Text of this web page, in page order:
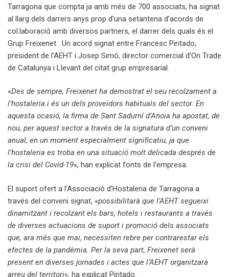
Tarragona que compta ja amb més de 700 associats, ha signat
al llarg dels darrers anys prop d’una setantena d’acords de
col.laboració amb diversos partners, el darrer dels quals és el
Grup Freixenet. Un acord signat entre Francesc Pintado,
president de l’AEHT i Josep Simó, director comercial d’On Trade
de Catalunya i Llevant del citat grup empresarial.
«Des de sempre, Freixenet ha demostrat el seu recolzament a
l’hostaleria i és un dels proveïdors habituals del sector. En
aquesta ocasió, la firma de Sant Sadurní d’Anoia ha apostat, de
nou, per aquest sector a través de la signatura d’un conveni
anual, en un moment especialment significatiu, ja que
l’hostaleria es troba en una situació molt delicada després de
la crisi del Covid-19«, han explicat fonts de l’empresa.
El suport ofert a l’Associació d’Hostaleria de Tarragona a
través del conveni signat, «possibilitarà que l’AEHT segueixi
dinamitzant i recolzant els bars, hotels i restaurants a través
de diverses actuacions de suport i promoció dels associats
que, ara més que mai, necessiten rebre per contrarestar els
efectes de la pandèmia. Per la seva part, Freixenet serà
present en diverses jornades i actes que l’AEHT organitzarà
arreu del territori«, ha explicat Pintado.